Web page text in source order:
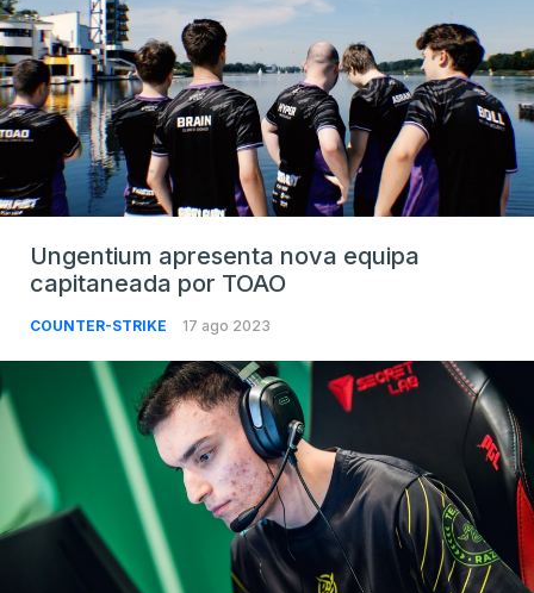
Ungentium apresenta nova equipa
capitaneada por TOAO
COUNTER-STRIKE 17 ago 2023